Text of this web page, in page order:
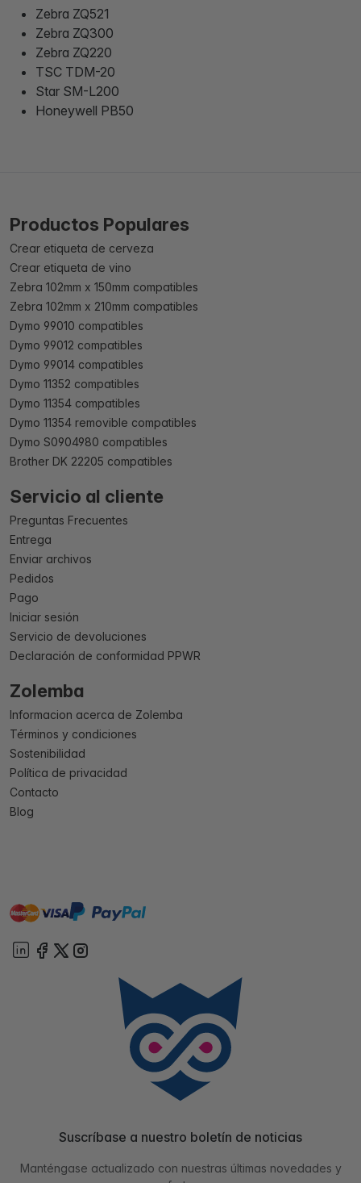
Zebra ZQ521
Zebra ZQ300
Zebra ZQ220
TSC TDM-20
Star SM-L200
Honeywell PB50
Productos Populares
Crear etiqueta de cerveza
Crear etiqueta de vino
Zebra 102mm x 150mm compatibles
Zebra 102mm x 210mm compatibles
Dymo 99010 compatibles
Dymo 99012 compatibles
Dymo 99014 compatibles
Dymo 11352 compatibles
Dymo 11354 compatibles
Dymo 11354 removible compatibles
Dymo S0904980 compatibles
Brother DK 22205 compatibles
Servicio al cliente
Preguntas Frecuentes
Entrega
Enviar archivos
Pedidos
Pago
Iniciar sesión
Servicio de devoluciones
Declaración de conformidad PPWR
Zolemba
Informacion acerca de Zolemba
Términos y condiciones
Sostenibilidad
Política de privacidad
Contacto
Blog
mastervisa paypal
Suscríbase a nuestro boletín de noticias
Manténgase actualizado con nuestras últimas novedades y